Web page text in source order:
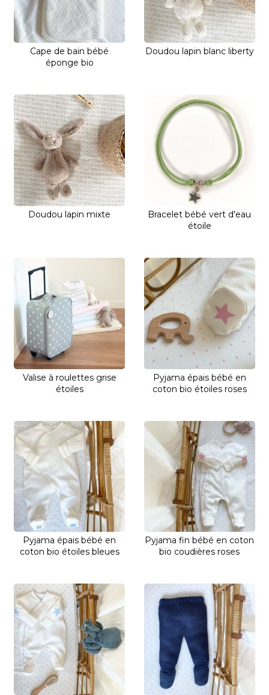
Cape de bain bébé
éponge bio
Doudou lapin blanc liberty
Doudou lapin mixte
Bracelet bébé vert d'eau
étoile
Valise à roulettes grise
étoiles
Pyjama épais bébé en
coton bio étoiles roses
Pyjama épais bébé en
coton bio étoiles bleues
Pyjama fin bébé en coton
bio coudières roses